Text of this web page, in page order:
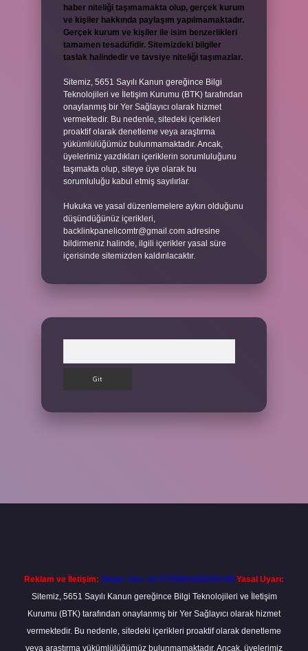
haber niteliği taşımamakta olup, gerçek kurum
ve kişiler hakkında paylaşım yapılmamaktadır.
Gerçek kurum ve kişiler ile isim benzerlikleri
tamamen tesadüfidir. Sitemizdeki bilgiler
taslak halindedir ve tavsiye niteliği taşımazlar.
Sitemiz, 5651 Sayılı Kanun gereğince Bilgi
Teknolojileri ve İletişim Kurumu (BTK) tarafından
onaylanmış bir Yer Sağlayıcı olarak hizmet
vermektedir. Bu nedenle, sitedeki içerikleri
proaktif olarak denetleme veya araştırma
yükümlülüğümüz bulunmamaktadır. Ancak,
üyelerimiz yazdıkları içeriklerin sorumluluğunu
taşımakta olup, siteye üye olarak bu
sorumluluğu kabul etmiş sayılırlar.
Hukuka ve yasal düzenlemelere aykırı olduğunu
düşündüğünüz içerikleri,
backlinkpanelicomtr@gmail.com adresine
bildirmeniz halinde, ilgili içerikler yasal süre
içerisinde sitemizden kaldırılacaktır.
Reklam ve İletişim: Skype: live:.cid.575569c608265c69 Yasal Uyarı:
Sitemiz, 5651 Sayılı Kanun gereğince Bilgi Teknolojileri ve İletişim
Kurumu (BTK) tarafından onaylanmış bir Yer Sağlayıcı olarak hizmet
vermektedir. Bu nedenle, sitedeki içerikleri proaktif olarak denetleme
veya araştırma yükümlülüğümüz bulunmamaktadır. Ancak, üyelerimiz